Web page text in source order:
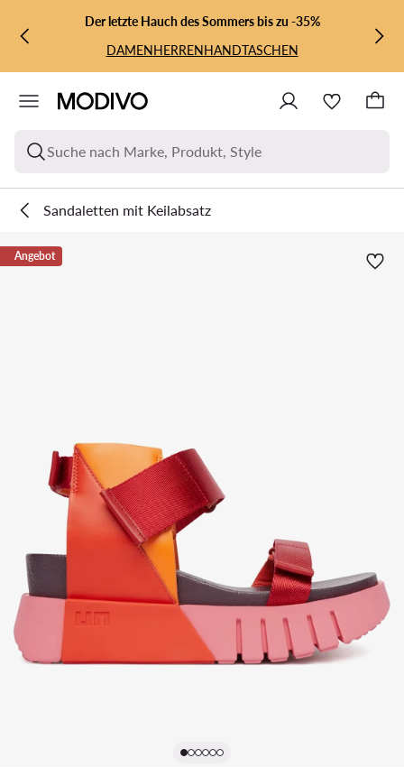
ZUM HAUPTINHALT SPRINGEN
ZUR SUCHEDer letzte Hauch des Sommers bis zu -35%
DAMENHERRENHANDTASCHEN
Suche nach Marke, Produkt, Style
Sandaletten mit Keilabsatz
Angebot